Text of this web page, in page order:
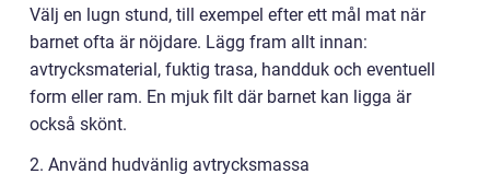
Välj en lugn stund, till exempel efter ett mål mat när
barnet ofta är nöjdare. Lägg fram allt innan:
avtrycksmaterial, fuktig trasa, handduk och eventuell
form eller ram. En mjuk filt där barnet kan ligga är
också skönt.
2. Använd hudvänlig avtrycksmassa